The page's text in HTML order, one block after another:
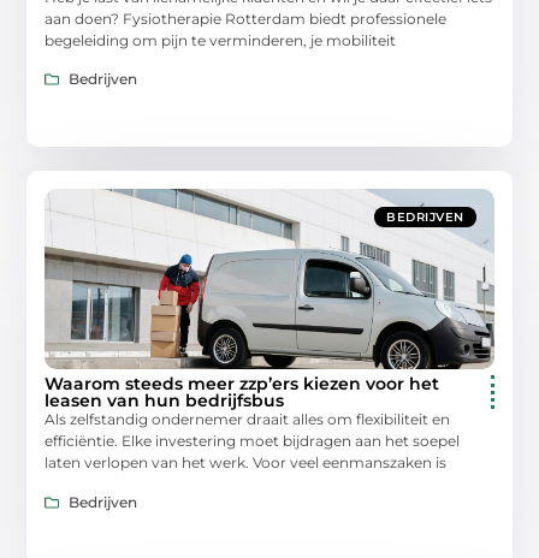
aan doen? Fysiotherapie Rotterdam biedt professionele
begeleiding om pijn te verminderen, je mobiliteit
Bedrijven
BEDRIJVEN
Waarom steeds meer zzp’ers kiezen voor het
leasen van hun bedrijfsbus
Als zelfstandig ondernemer draait alles om flexibiliteit en
efficiëntie. Elke investering moet bijdragen aan het soepel
laten verlopen van het werk. Voor veel eenmanszaken is
Bedrijven